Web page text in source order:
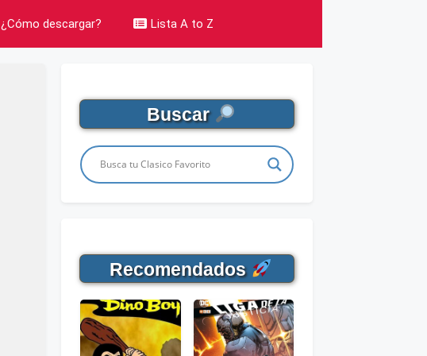
¿Cómo descargar? Lista A to Z
Buscar
Recomendados